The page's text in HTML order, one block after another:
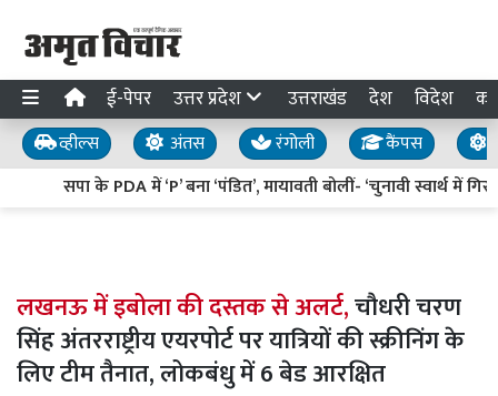
ई-पेपर उत्तर प्रदेश उत्तराखंड देश विदेश
व्हील्स अंतस रंगोली कैंपस
सपा के PDA में ‘P’ बना ‘पंडित’, मायावती बोलीं- ‘चुनावी स्वार्थ में
लखनऊ में इबोला की दस्तक से अलर्ट,चौधरी चरण
सिंह अंतरराष्ट्रीय एयरपोर्ट पर यात्रियों की स्क्रीनिंग के
लिए टीम तैनात, लोकबंधु में 6 बेड आरक्षित